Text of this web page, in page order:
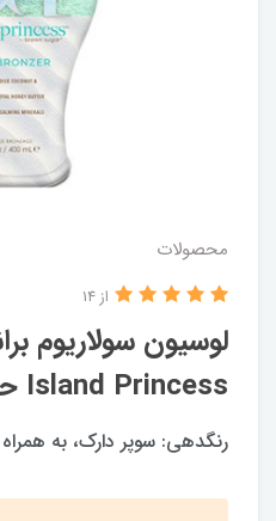
محصولات
لوسیون سولاریوم
Island Princess حجم 221 میل
از 14
رنگدهی: سوپر دارک، به همراه